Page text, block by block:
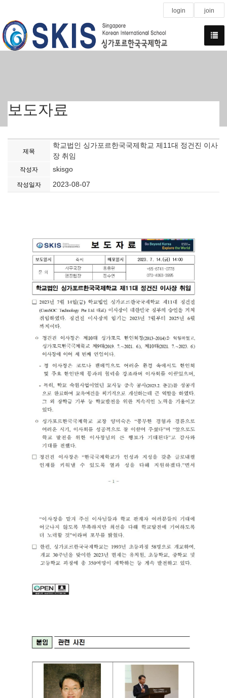
login join
보도자료
제목
학교법인 싱가포르한국국제학교 제11대 정건진 이사
장 취임
작성자 skisgo
작성일자 2023-08-07